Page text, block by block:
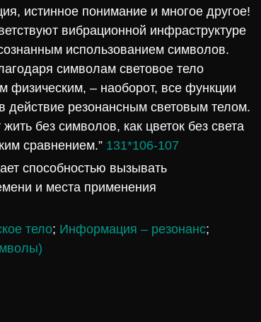
истинное понимание и многое другое!
вибрационной инфраструктуре
использованием символов.
символам световое тело
физическим, – наоборот, все функции
действие резонансным световым телом.
без символов, как цветок без света
сравнением.” 131*106-107
способностью вызывать
и места применения
тело; Информация – резонанс;